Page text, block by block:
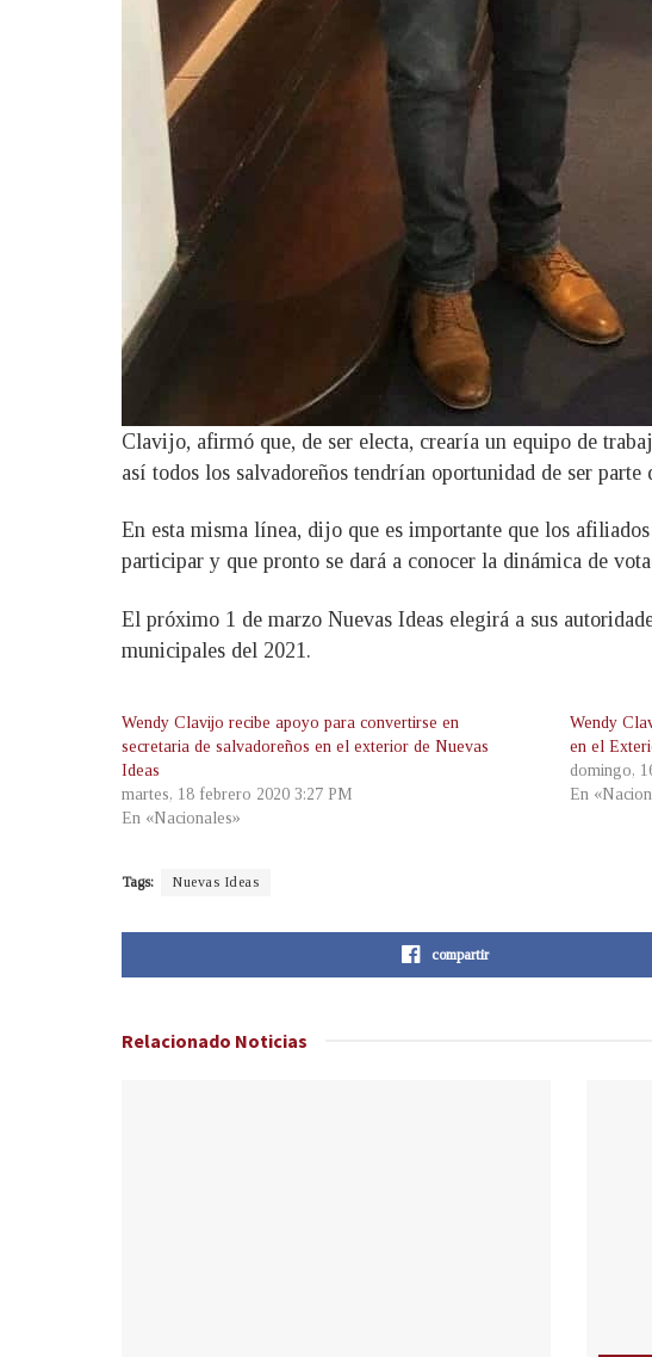
Clavijo, afirmó que, de ser electa, crearía un equipo de
así todos los salvadoreños tendrían oportunidad de ser
En esta misma línea, dijo que es importante que los
participar y que pronto se dará a conocer la dinámica de
El próximo 1 de marzo Nuevas Ideas elegirá a sus
municipales del 2021.
Wendy Clavijo recibe apoyo para convertirse en
secretaria de salvadoreños en el exterior de Nuevas
Ideas
martes, 18 febrero 2020 3:27 PM
En «Nacionales»
Wendy
en el
domingo,
En
Tags: Nuevas Ideas
compartir
Relacionado Noticias